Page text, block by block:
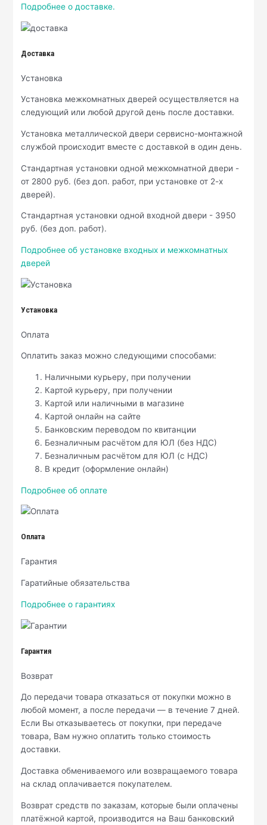
Подробнее о доставке.
Доставка
Установка
Установка межкомнатных дверей осуществляется на
следующий или любой другой день после доставки.
Установка металлической двери сервисно-монтажной
службой происходит вместе с доставкой в один день.
Стандартная установки одной межкомнатной двери -
от 2800 руб. (без доп. работ, при установке от 2-х
дверей).
Стандартная установки одной входной двери - 3950
руб. (без доп. работ).
Подробнее об установке входных и межкомнатных
дверей
Установка
Оплата
Оплатить заказ можно следующими способами:
Наличными курьеру, при получении
Картой курьеру, при получении
Картой или наличными в магазине
Картой онлайн на сайте
Банковским переводом по квитанции
Безналичным расчётом для ЮЛ (без НДС)
Безналичным расчётом для ЮЛ (с НДС)
В кредит (оформление онлайн)
Подробнее об оплате
Оплата
Гарантия
Гаратийные обязательства
Подробнее о гарантиях
Гарантия
Возврат
До передачи товара отказаться от покупки можно в
любой момент, а после передачи — в течение 7 дней.
Если Вы отказываетесь от покупки, при передаче
товара, Вам нужно оплатить только стоимость
доставки.
Доставка обмениваемого или возвращаемого товара
на склад оплачивается покупателем.
Возврат средств по заказам, которые были оплачены
платёжной картой, производится на Ваш банковский